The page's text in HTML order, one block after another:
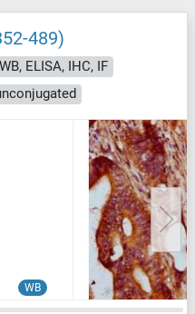
489)
WB, ELISA, IHC, IF
WB